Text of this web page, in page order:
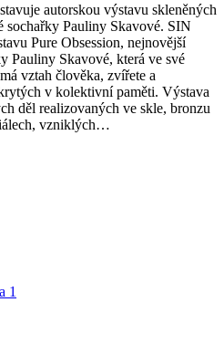
autorskou výstavu skleněných
sochařky Pauliny Skavové. SIN
Pure Obsession, nejnovější
Pauliny Skavové, která ve své
vztah člověka, zvířete a
v kolektivní paměti. Výstava
děl realizovaných ve skle, bronzu
vzniklých…
1